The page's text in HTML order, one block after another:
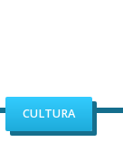
CULTURA